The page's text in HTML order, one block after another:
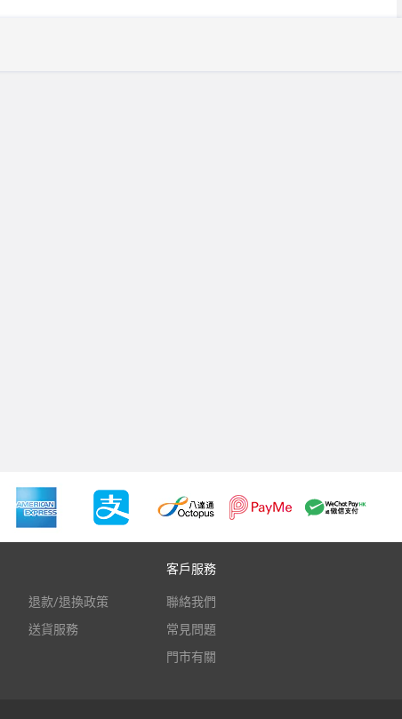
退款/退換政策
送貨服務
客戶服務
聯絡我們
常見問題
門市有關